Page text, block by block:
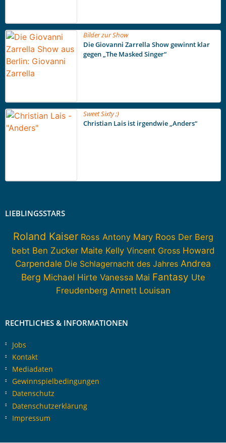
Bilder zur Show
Die Giovanni Zarrella Show gewinnt klar
gegen „The Masked Singer“
Sweet Sixty ;)
Christian Lais ist irgendwie „Anders“
LIEBLINGSSTARS
Roland Kaiser Ross Antony Mary Roos Der Berg
bebt Ben Zucker Maite Kelly Vincent Gross Howard
Carpendale Die Schlagernacht des Jahres Andrea
Berg Michael Hirte Vanessa Mai Fantasy Ute
Freudenberg Annett Louisan
RECHTLICHES & INFORMATIONEN
Jobs
Kontakt
Mediadaten
Gewinnspielbedingungen
Datenschutz
Datenschutzerklärung
Impressum